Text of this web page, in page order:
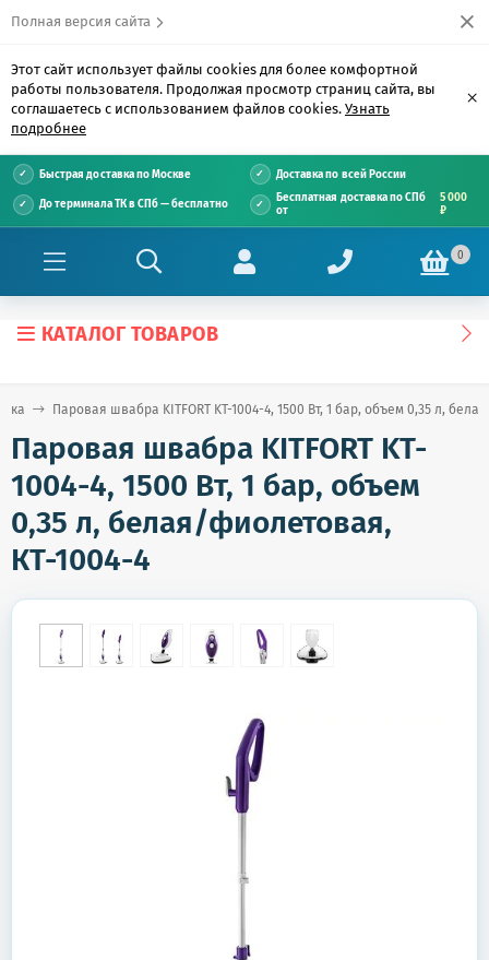
Полная версия сайта
Этот сайт использует файлы cookies для более комфортной
работы пользователя. Продолжая просмотр страниц сайта, вы
соглашаетесь с использованием файлов cookies. Узнать
подробнее
×
Быстрая доставка по Москве Доставка по всей России
До терминала ТК в СПб — бесплатно
Бесплатная доставка по СПб
от
5 000
₽
0
КАТАЛОГ ТОВАРОВ
Паровая швабра KITFORT KT-1004-4, 1500 Вт, 1 бар, объем 0,35 л,
Паровая швабра KITFORT KT-
1004-4, 1500 Вт, 1 бар, объем
0,35 л, белая/фиолетовая,
КТ-1004-4